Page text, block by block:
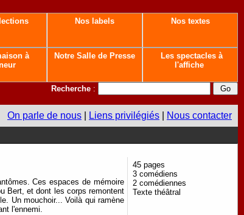
Nos labels Nos textes
à
Notre Salle de Presse
Les spectacles à
l'affiche
Recherche :
On parle de nous Liens privilégiés Nous contacter
Ces espaces de mémoire
Bert, et dont les corps remontent
Un mouchoir... Voilà qui ramène
l'ennemi.
45 pages
3 comédiens
2 comédiennes
Texte théâtral